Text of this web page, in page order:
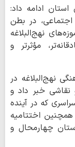
ادامه داد:
در بطن
نهج‌البلاغه
مؤثرتر و
نهج‌البلاغه در
نقاشی خبر داد و
که در آینده
اختتامیه
چهارمحال و